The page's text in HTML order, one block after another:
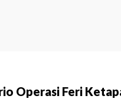
Operasi Feri